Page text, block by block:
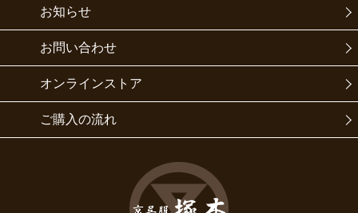
お知らせ
お問い合わせ
オンラインストア
ご購入の流れ